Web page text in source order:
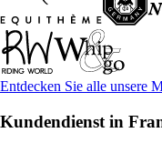
Entdecken Sie alle unsere
Kundendienst in